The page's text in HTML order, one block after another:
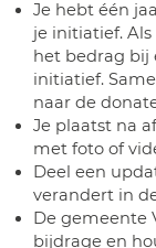
Je hebt één
je initiatief.
het bedrag bij
initiatief.
naar de
Je plaatst na
met foto of
Deel een
verandert in
De gemeente
bijdrage en